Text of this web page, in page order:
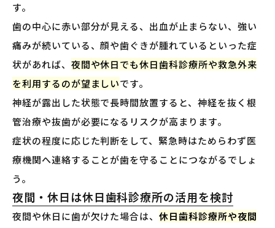
す。
歯の中心に赤い部分が見える、出血が止まらない、強い
痛みが続いている、顔や歯ぐきが腫れているといった症
状があれば、 夜間や休日でも休日歯科診療所や救急外来
を利用するのが望ましいです。
神経が露出した状態で長時間放置すると、神経を抜く根
管治療や抜歯が必要になるリスクが高まります。
症状の程度に応じた判断をして、緊急時はためらわず医
療機関へ連絡することが歯を守ることにつながるでしょ
う。
夜間・休日は休日歯科診療所の活用を検討
夜間や休日に歯が欠けた場合は、休日歯科診療所や夜間